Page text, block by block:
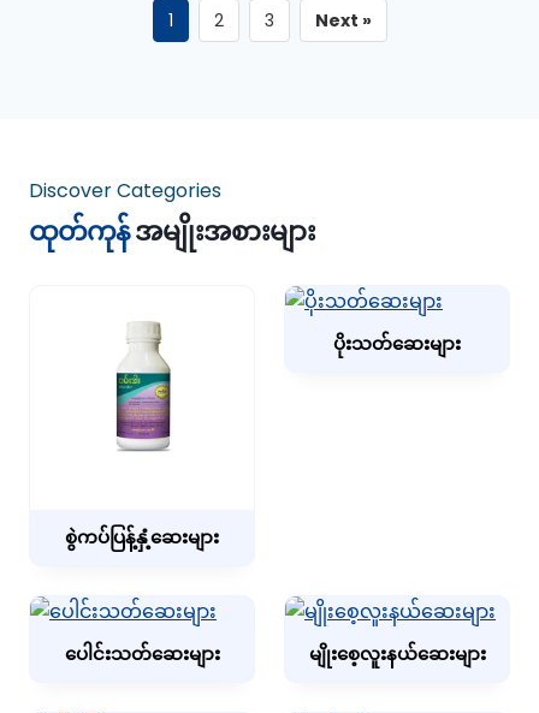
1 2 3 Next »
Discover Categories
ထုတ်ကုန်အမျိုးအစားများ
စွဲကပ်ပြန့်နှံ့ဆေးများ
ပိုးသတ်ဆေးများ
ပေါင်းသတ်ဆေးများ မျိုးစေ့လူးနယ်ဆေးများ